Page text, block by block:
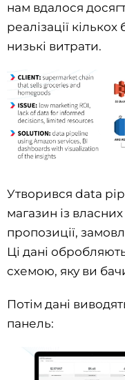
нам вдалося
реалізації
низькі витрати.
Утворився data
магазин із
пропозиції,
Ці дані
схемою, яку ви
Потім дані
панель: